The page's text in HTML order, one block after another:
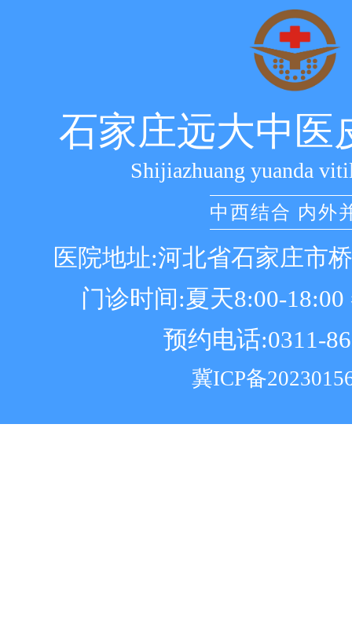
石家庄远大中医
Shijiazhuang yuanda
中西结合 内外
医院地址:河北省石家庄市
门诊时间:夏天8:00-18:00
预约电话:0311-
冀ICP备